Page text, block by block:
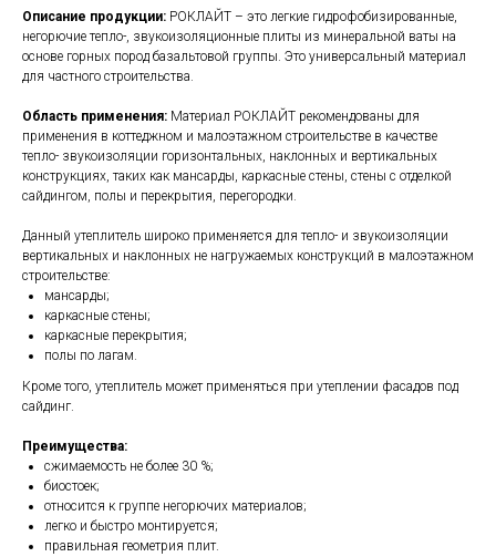
Описание продукции: РОКЛАЙТ – это легкие гидрофобизированные,
негорючие тепло-, звукоизоляционные плиты из минеральной ваты на
основе горных пород базальтовой группы. Это универсальный материал
для частного строительства.
Область применения: Материал РОКЛАЙТ рекомендованы для
применения в коттеджном и малоэтажном строительстве в качестве
тепло- звукоизоляции горизонтальных, наклонных и вертикальных
конструкциях, таких как мансарды, каркасные стены, стены с отделкой
сайдингом, полы и перекрытия, перегородки.
Данный утеплитель широко применяется для тепло- и звукоизоляции
вертикальных и наклонных не нагружаемых конструкций в малоэтажном
строительстве:
мансарды;
каркасные стены;
каркасные перекрытия;
полы по лагам.
Кроме того, утеплитель может применяться при утеплении фасадов под
сайдинг.
Преимущества:
сжимаемость не более 30 %;
биостоек;
относится к группе негорючих материалов;
легко и быстро монтируется;
правильная геометрия плит.